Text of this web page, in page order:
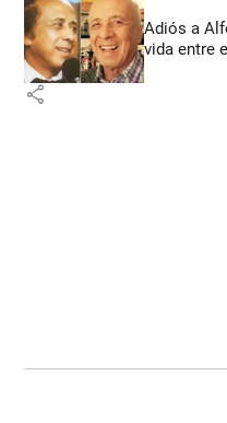
Adiós a
vida entre
share